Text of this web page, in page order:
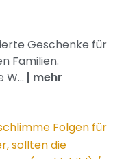
Geschenke für
Familien.
| mehr